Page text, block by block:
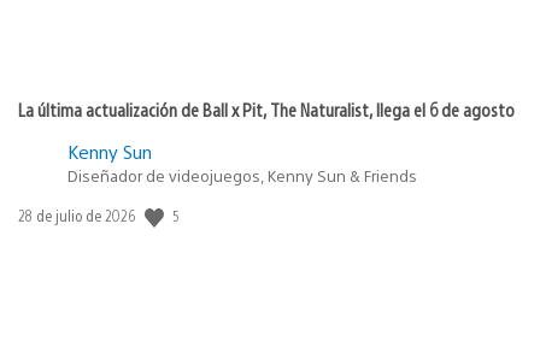
La última actualización de Ball x Pit, The Naturalist, llega el 6 de agosto
Kenny Sun
Diseñador de videojuegos, Kenny Sun & Friends
Fecha
28 de julio de 2026 5